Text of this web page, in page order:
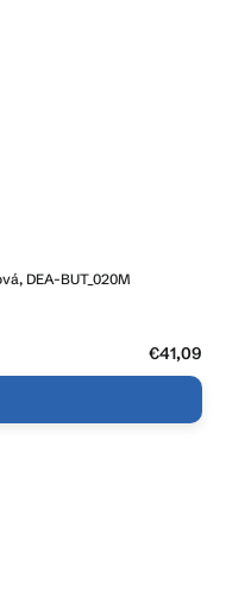
DEA-BUT_020M
€41,09